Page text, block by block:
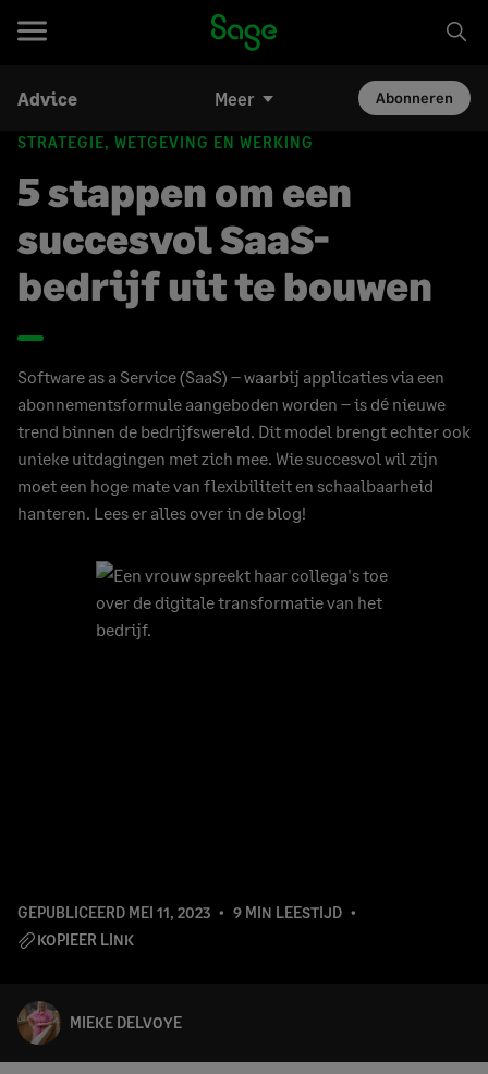
Advice Meer Abonneren
STRATEGIE, WETGEVING EN WERKING
5 stappen om een
succesvol SaaS-
bedrijf uit te bouwen
Software as a Service (SaaS) – waarbij applicaties via een
abonnementsformule aangeboden worden – is dé nieuwe
trend binnen de bedrijfswereld. Dit model brengt echter ook
unieke uitdagingen met zich mee. Wie succesvol wil zijn
moet een hoge mate van flexibiliteit en schaalbaarheid
hanteren. Lees er alles over in de blog!
GEPUBLICEERD MEI 11, 2023
9 MIN LEESTIJD
KOPIEER LINK
MIEKE DELVOYE